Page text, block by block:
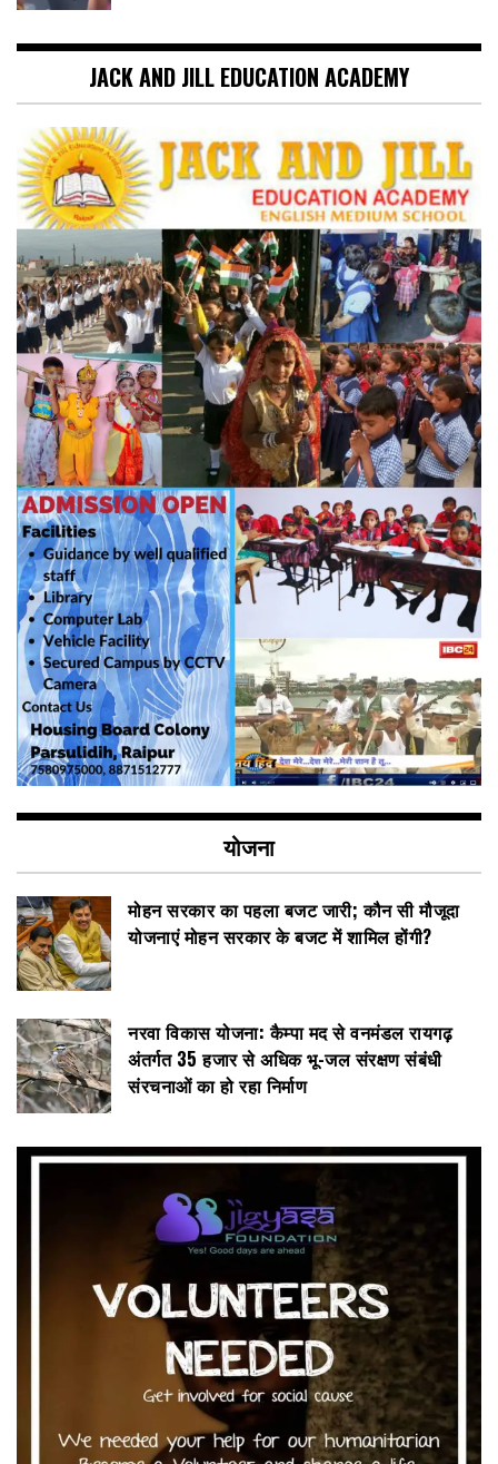
JACK AND JILL EDUCATION ACADEMY
योजना
मोहन सरकार का पहला बजट जारी; कौन सी मौजूदा
योजनाएं मोहन सरकार के बजट में शामिल होंगी?
नरवा विकास योजना: कैम्पा मद से वनमंडल रायगढ़
अंतर्गत 35 हजार से अधिक भू-जल संरक्षण संबंधी
संरचनाओं का हो रहा निर्माण